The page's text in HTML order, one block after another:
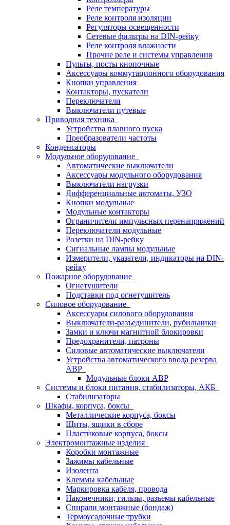
Реле температуры
Реле контроля изоляции
Регуляторы освещенности
Сетевые фильтры на DIN-рейку
Реле контроля влажности
Прочие реле и системы управления
Пульты, посты кнопочные
Аксессуары коммутационного оборудования
Кнопки управления
Контакторы, пускатели
Переключатели
Выключатели путевые
Приводная техника
Устройства плавного пуска
Преобразователи частоты
Конденсаторы
Модульное оборудование
Автоматические выключатели
Аксессуары модульного оборудования
Выключатели нагрузки
Дифференциальные автоматы, УЗО
Кнопки модульные
Модульные контакторы
Ограничители импульсных перенапряжений
Переключатели модульные
Розетки на DIN-рейку
Сигнальные лампы модульные
Измерители, указатели, индикаторы на DIN-
рейку
Пожарное оборудование
Огнетушители
Подставки под огнетушитель
Силовое оборудование
Аксессуары силового оборудования
Выключатели-разъединители, рубильники
Замки и ключи магнитной блокировки
Предохранители, патроны
Силовые автоматические выключатели
Устройства автоматического ввода резерва
АВР
Модульные блоки АВР
Системы и блоки питания, стабилизаторы, АКБ
Стабилизаторы
Шкафы, корпуса, боксы
Металлические корпуса, боксы
Щиты, ящики в сборе
Пластиковые корпуса, боксы
Электромонтажные изделия
Коробки монтажные
Зажимы кабельные
Изолента
Клеммы кабельные
Маркировка кабеля, провода
Наконечники, гильзы, разъемы кабельные
Спирали монтажные (бондаж)
Термоусадочные трубки